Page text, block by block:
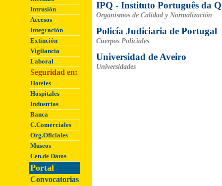
Intrusión
Accesos
Integración
Extinción
Vigilancia
Laboral
Seguridad en:
Hoteles
Hospitales
Industrias
Banca
C.Comerciales
Org.Oficiales
Museos
Cen.de Datos
Portal
Convocatorias
IPQ - Instituto Português da
Organismos de Calidad y Normalización
Policía Judiciaria de Portugal
Cuerpos Policiales
Universidad de Aveiro
Universidades